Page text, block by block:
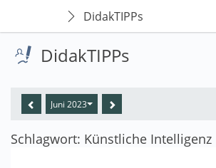
DidakTIPPs
DidakTIPPs
Juni 2023
Schlagwort: Künstliche Intelligenz